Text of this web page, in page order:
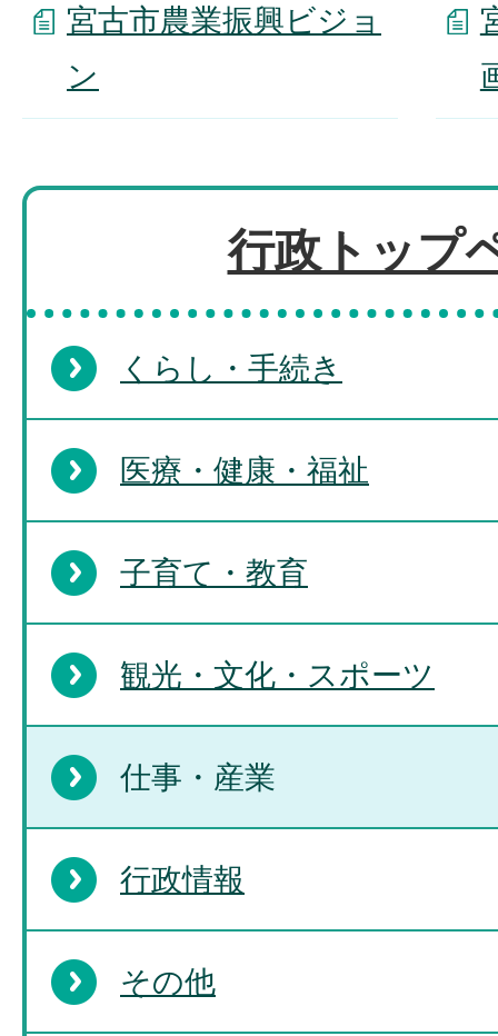
宮古市農業振興ビジョ
ン
行政トップ
くらし・手続き
医療・健康・福祉
子育て・教育
観光・文化・スポーツ
仕事・産業
行政情報
その他